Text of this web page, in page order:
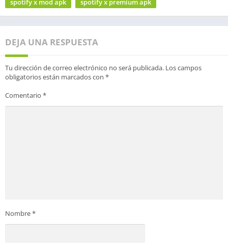
DEJA UNA RESPUESTA
Tu dirección de correo electrónico no será publicada. Los campos
obligatorios están marcados con *
Comentario *
Nombre*